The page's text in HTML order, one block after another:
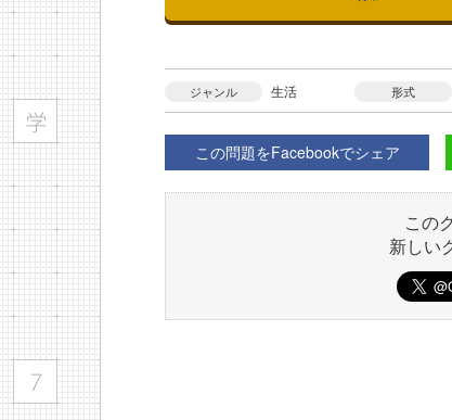
ジャンル 生活 形式
この問題をFacebookでシェア
この
新しい